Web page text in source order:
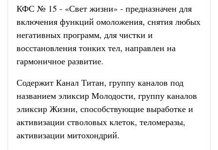
КФС № 15 - «Свет жизни» - предназначен для
включения функций омоложения, снятия любых
негативных программ, для чистки и
восстановления тонких тел, направлен на
гармоничное развитие.
Содержит Канал Титан, группу каналов под
названием эликсир Молодости, группу каналов
эликсир Жизни, способствующие выработке и
активизации стволовых клеток, теломеразы,
активизации митохондрий.